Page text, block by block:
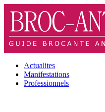
Actualites
Manifestations
Professionnels